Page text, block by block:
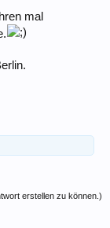
mal
erstellen zu können.)